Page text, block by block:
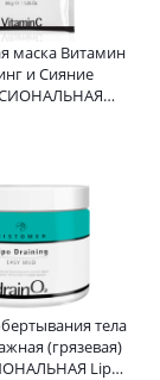
маска Витамин
и Сияние
тела
(грязевая)
Lipo